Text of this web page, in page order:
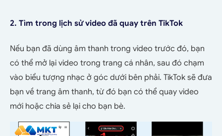
2. Tìm trong lịch sử video đã quay trên TikTok
Nếu bạn đã dùng âm thanh trong video trước đó, bạn
có thể mở lại video trong trang cá nhân, sau đó chạm
vào biểu tượng nhạc ở góc dưới bên phải. TikTok sẽ đưa
bạn về trang âm thanh, từ đó bạn có thể quay video
mới hoặc chia sẻ lại cho bạn bè.